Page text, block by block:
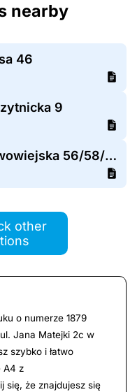
nearby
46
9
Żabka - Wrocław Nowowiejska 56/58/1B
other
o numerze 1879
Jana Matejki 2c w
szybko i łatwo
A4 z
się, że znajdujesz się